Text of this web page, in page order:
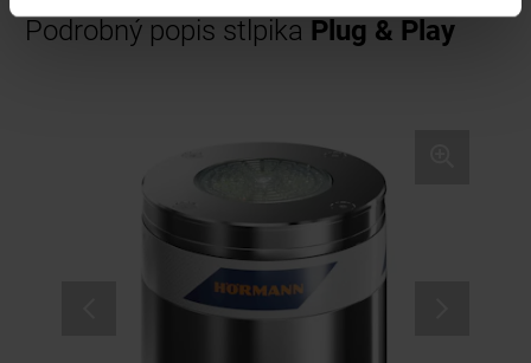
Podrobný popis stĺpika Plug & Play